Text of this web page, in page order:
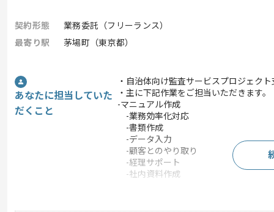
契約形態
業務委託（フリーランス）
最寄り駅
茅場町（東京都）
あなたに担当していた
だくこと
・自治体向け監査サービスプロジェク
・主に下記作業をご担当いただきます。
-マニュアル作成
-業務効率化対応
-書類作成
-データ入力
-顧客とのやり取り
-経理サポート
-社内資料作成